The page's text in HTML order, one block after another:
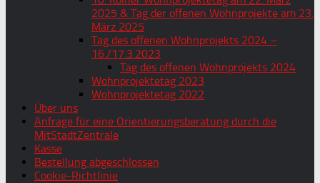
2025 & Tag der offenen Wohnprojekte am 23.
März 2025
Tag des offenen Wohnprojekts 2024 –
16./17.3.2023
Tag des offenen Wohnprojekts 2024
Wohnprojektetag 2023
Wohnprojektetag 2022
Über uns
Anfrage für eine Orientierungsberatung durch die
MitStadtZentrale
Kasse
Bestellung abgeschlossen
Cookie-Richtlinie